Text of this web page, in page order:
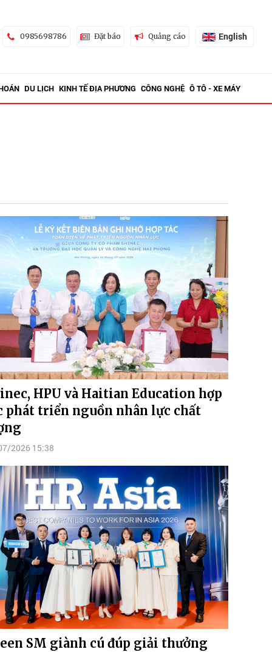
0985698786 Đặt báo Quảng cáo English
DU LỊCH KINH TẾ ĐỊA PHƯƠNG CÔNG NGHỆ Ô TÔ - XE MÁY
HPU và Haitian Education hợp
phát triển nguồn nhân lực chất
2026 15:38
SM giành cú đúp giải thưởng